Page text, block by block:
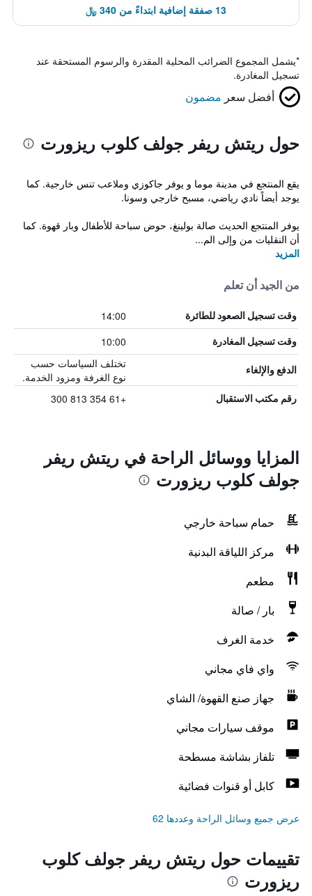
13 صفقة إضافية ابتداءً من 340 ﷼
*يشمل المجموع الضرائب المحلية المقدرة والرسوم المستحقة عند
تسجيل المغادرة.
أفضل سعر مضمون
حول ريتش ريفر جولف كلوب ريزورت
يقع المنتجع في مدينة موما و يوفر جاكوزي وملاعب تنس خارجية. كما
يوجد أيضاً نادي رياضي، مسبح خارجي وسونا.
يوفر المنتجع الحديث صالة بولينغ، حوض سباحة للأطفال وبار قهوة. كما
أن النقليات من وإلى الم...
المزيد
من الجيد أن تعلم
وقت تسجيل الصعود للطائرة 14:00
وقت تسجيل المغادرة 10:00
الدفع والإلغاء
تختلف السياسات حسب
نوع الغرفة ومزود الخدمة.
رقم مكتب الاستقبال +61 354 813 300
المزايا ووسائل الراحة في ريتش ريفر
جولف كلوب ريزورت
حمام سباحة خارجي
مركز اللياقة البدنية
مطعم
بار / صالة
خدمة الغرف
واي فاي مجاني
جهاز صنع القهوة/ الشاي
موقف سيارات مجاني
تلفاز بشاشة مسطحة
كابل أو قنوات فضائية
عرض جميع وسائل الراحة وعددها 62
تقييمات حول ريتش ريفر جولف كلوب
ريزورت